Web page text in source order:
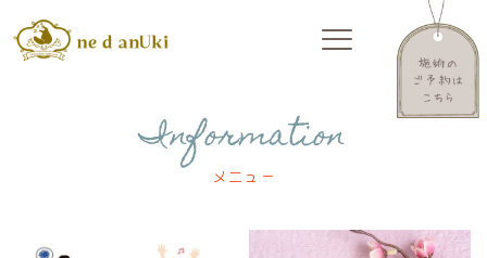
Information
メニュー